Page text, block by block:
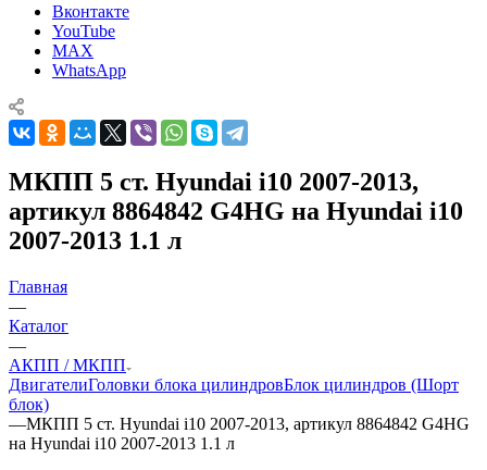
Вконтакте
YouTube
MAX
WhatsApp
МКПП 5 ст. Hyundai i10 2007-2013,
артикул 8864842 G4HG на Hyundai i10
2007-2013 1.1 л
Главная
—
Каталог
—
АКПП / МКПП
ДвигателиГоловки блока цилиндровБлок цилиндров (Шорт
блок)
—МКПП 5 ст. Hyundai i10 2007-2013, артикул 8864842 G4HG
на Hyundai i10 2007-2013 1.1 л